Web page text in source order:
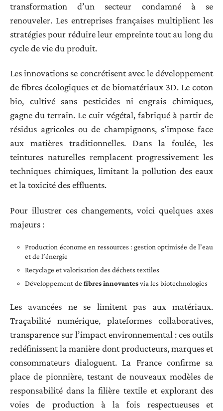
transformation d’un secteur condamné à se
renouveler. Les entreprises françaises multiplient les
stratégies pour réduire leur empreinte tout au long du
cycle de vie du produit.
Les innovations se concrétisent avec le développement
de fibres écologiques et de biomatériaux 3D. Le coton
bio, cultivé sans pesticides ni engrais chimiques,
gagne du terrain. Le cuir végétal, fabriqué à partir de
résidus agricoles ou de champignons, s’impose face
aux matières traditionnelles. Dans la foulée, les
teintures naturelles remplacent progressivement les
techniques chimiques, limitant la pollution des eaux
et la toxicité des effluents.
Pour illustrer ces changements, voici quelques axes
majeurs :
Production économe en ressources : gestion optimisée de l’eau
et de l’énergie
Recyclage et valorisation des déchets textiles
Développement de fibres innovantesvia les biotechnologies
Les avancées ne se limitent pas aux matériaux.
Traçabilité numérique, plateformes collaboratives,
transparence sur l’impact environnemental : ces outils
redéfinissent la manière dont producteurs, marques et
consommateurs dialoguent. La France confirme sa
place de pionnière, testant de nouveaux modèles de
responsabilité dans la filière textile et explorant des
voies de production à la fois respectueuses et